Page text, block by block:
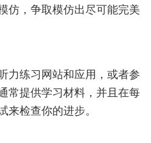
仿，争取模仿出尽可能完美
力练习网站和应用，或者参
常提供学习材料，并且在每
检查你的进步。